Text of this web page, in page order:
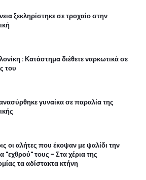
ξεκληρίστηκε σε τροχαίο στην
: Κατάστημα διέθετε ναρκωτικά σε
του
γυναίκα σε παραλία της
οι αλήτες που έκοψαν με ψαλίδι την
"εχθρού" τους - Στα χέρια της
τα αδίστακτα κτήνη